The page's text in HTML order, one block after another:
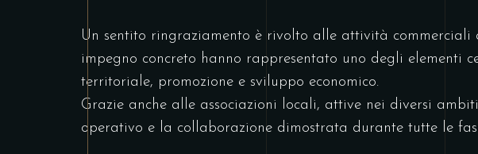
Un sentito ringraziamento è rivolto alle attività commerciali
impegno concreto hanno rappresentato uno degli
territoriale, promozione e sviluppo economico.
Grazie anche alle associazioni locali, attive nei diversi
operativo e la collaborazione dimostrata durante tutte le fasi